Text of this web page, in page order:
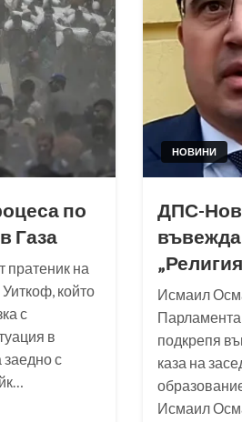
по
Газа
пратеник на
който
с
в
заедно с
НОВИНИ
ДПС-
Исмаил
подкрепя
каза на
Исмаил